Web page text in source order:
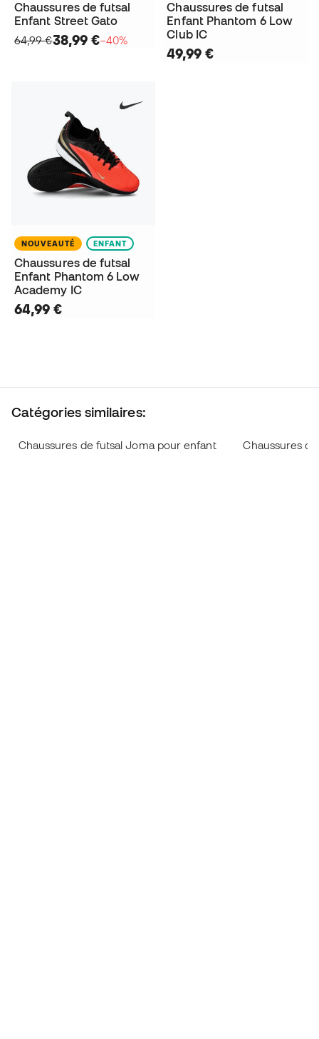
Chaussures de futsal
Enfant Street Gato
64,99 €38,99 €−40%
Chaussures de futsal
Enfant Phantom 6 Low
Club IC
49,99 €
NOUVEAUTÉ ENFANT
Chaussures de futsal
Enfant Phantom 6 Low
Academy IC
64,99 €
Catégories similaires:
Chaussures de futsal Joma pour enfant Chaussures